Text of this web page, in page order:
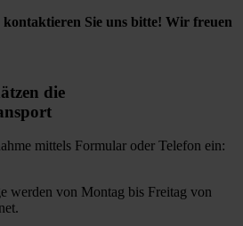
kontaktieren Sie uns bitte! Wir freuen
die
mittels Formular oder Telefon ein:
werden von Montag bis Freitag von